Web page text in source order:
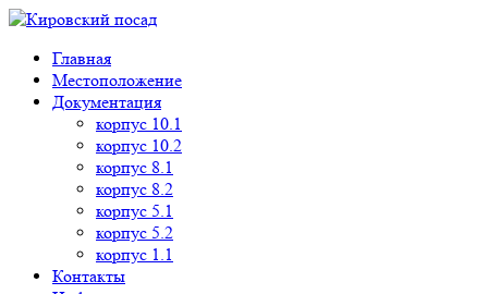
Главная
Местоположение
Документация
корпус 10.1
корпус 10.2
корпус 8.1
корпус 8.2
корпус 5.1
корпус 5.2
корпус 1.1
Контакты